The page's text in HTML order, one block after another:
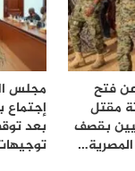
فتح
مقتل
بقصف
مجلس
إجتماع
بعد